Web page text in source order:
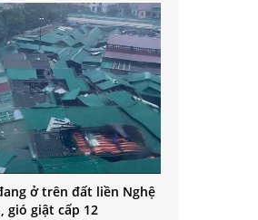
ở trên đất liền Nghệ
gió giật cấp 12